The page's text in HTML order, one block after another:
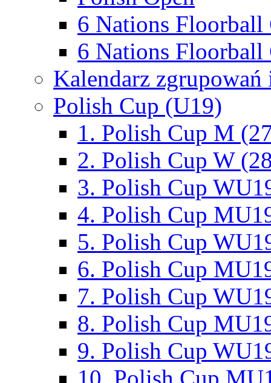
6 Nations Floorball
6 Nations Floorball
Kalendarz
Polish Cup (U19)
1. Polish Cup M
2. Polish Cup W
3. Polish Cup
4. Polish Cup
5. Polish Cup
6. Polish Cup
7. Polish Cup
8. Polish Cup
9. Polish Cup
10. Polish Cup